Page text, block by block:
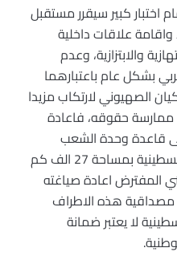
كبير سيقرر مستقبل
علاقات داخلية
والابتزازية، وعدم
بشكل عام باعتبارهما
الصهيوني لارتكاب مزيدا
حقوقه، فاعادة
قاعدة وحدة الشعب
الفلسطيني ووحدة الجغرافية الفلسطينية بمساحة 27 الف كم
المفترض اعادة صياغته
هذه الاطراف
لا يعتبر ضمانة